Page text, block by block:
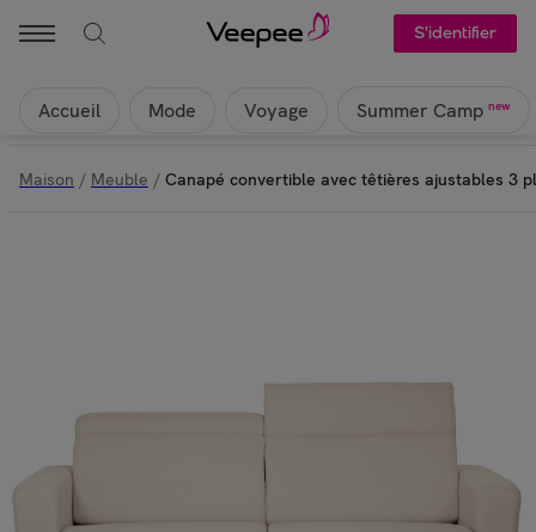
S'identifier
Accueil Mode Voyage Summer Camp new
Maison / Meuble / Canapé convertible avec têtières ajustables 3